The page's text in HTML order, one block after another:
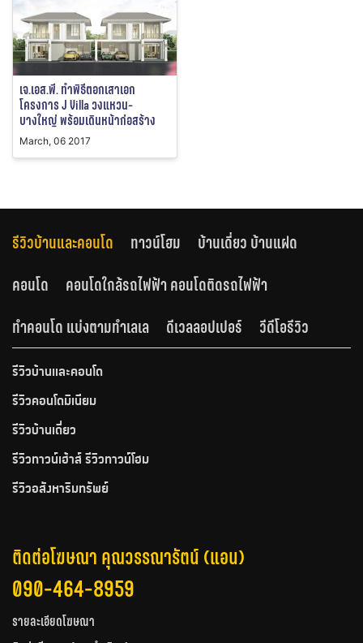
เจ.เอส.พี. ทำพิธีตอกเสาเอก
โครงการ J Villa วงแหวน-
บางใหญ่ พร้อมเดินหน้าก่อสร้าง
March, 06 2017
รีวิวบ้านและคอนโด ทาวน์โฮม
บ้านเดี่ยว บ้านแฝด
คอนโด
คอนโดใกล้รถไฟฟ้า คอนโดติดรถไฟฟ้า
ทำคอนโด แบ่งตามทำเลเล
ดีเวลลอปเปอร์ วีดีโอรีวิว
รีวิวบ้านและคอนโด
รีวิวคอนโดมิเนียม
รีวิวบ้านเดี่ยว
รีวิวทาวน์เฮ้าส์ รีวิวทาวน์โฮม
รีวิวอสังหาริมทรัพย์
ติดต่อโฆษณา คุณวรรณารัตน์ (แอน)
090-464-8959
รายละเอียดโฆษณา